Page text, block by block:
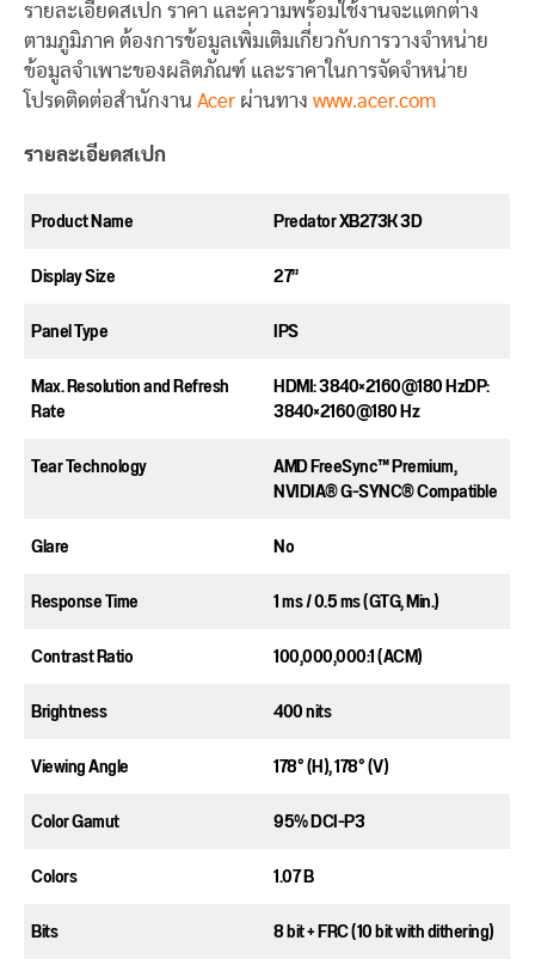
รายละเอียดสเปก ราคา และความพร้อมใช้งานจะแตกต่าง
ตามภูมิภาค ต้องการข้อมูลเพิ่มเติมเกี่ยวกับการวางจำหน่าย
ข้อมูลจำเพาะของผลิตภัณฑ์ และราคาในการจัดจำหน่าย
โปรดติดต่อสำนักงาน Acer ผ่านทาง www.acer.com
รายละเอียดสเปก
Product Name​
Predator XB273K 3D​
Display Size​
27”​
Panel Type​
IPS
Max. Resolution and Refresh
Rate​
HDMI: 3840×2160@180 Hz​DP:
3840×2160@180 Hz​
Tear Technology
AMD FreeSync™ Premium,
NVIDIA® G-SYNC® Compatible
Glare​
No​
Response Time​
1 ms / 0.5 ms (GTG, Min.)​
Contrast Ratio​
100,000,000:1 (ACM)​
Brightness​
400 nits​
Viewing Angle​
178° (H), 178° (V)​
Color Gamut​
95% DCI-P3​
Colors​
1.07 B​
Bits​
8 bit + FRC (10 bit with dithering)​